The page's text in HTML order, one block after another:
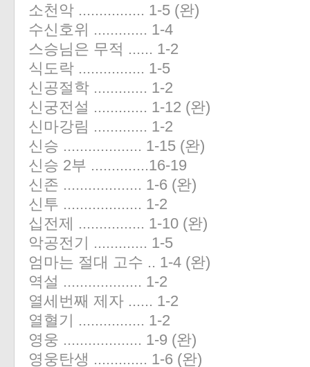
소천악 ................ 1-5 (완)
수신호위 ............. 1-4
스승님은 무적 ...... 1-2
식도락 ................ 1-5
신공절학 ............. 1-2
신궁전설 ............. 1-12 (완)
신마강림 ............. 1-2
신승 ................... 1-15 (완)
신승 2부 ..............16-19
신존 ................... 1-6 (완)
신투 ................... 1-2
십전제 ................ 1-10 (완)
악공전기 ............. 1-5
엄마는 절대 고수 .. 1-4 (완)
역설 ................... 1-2
열세번째 제자 ...... 1-2
열혈기 ................ 1-2
영웅 ................... 1-9 (완)
영웅탄생 ............. 1-6 (완)